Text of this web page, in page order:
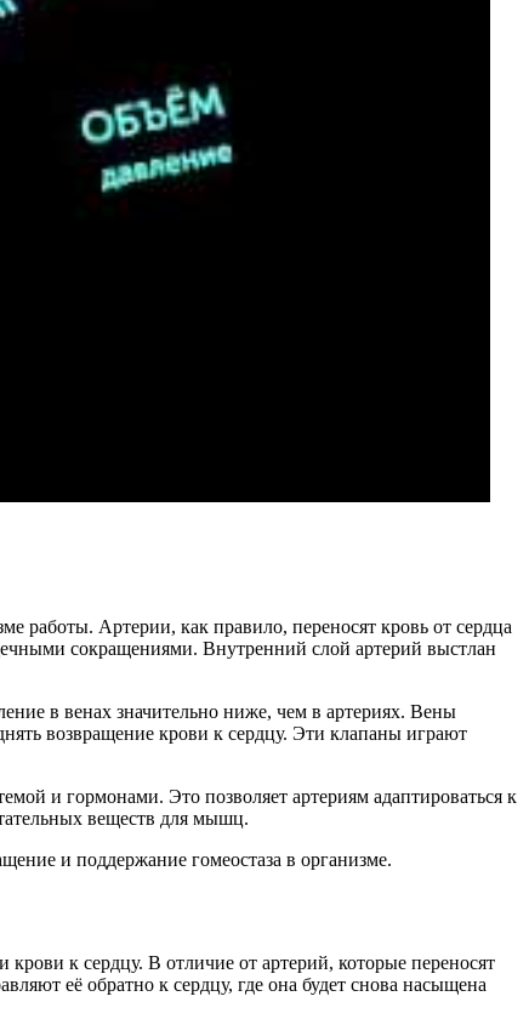
работы. Артерии, как правило, переносят кровь от сердца
сокращениями. Внутренний слой артерий выстлан
в венах значительно ниже, чем в артериях. Вены
возвращение крови к сердцу. Эти клапаны играют
и гормонами. Это позволяет артериям адаптироваться к
веществ для мышц.
и поддержание гомеостаза в организме.
к сердцу. В отличие от артерий, которые переносят
её обратно к сердцу, где она будет снова насыщена